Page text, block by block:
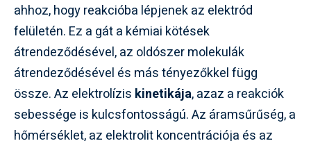
ahhoz, hogy reakcióba lépjenek az elektród
felületén. Ez a gát a kémiai kötések
átrendeződésével, az oldószer molekulák
átrendeződésével és más tényezőkkel függ
össze. Az elektrolízis kinetikája, azaz a reakciók
sebessége is kulcsfontosságú. Az áramsűrűség, a
hőmérséklet, az elektrolit koncentrációja és az